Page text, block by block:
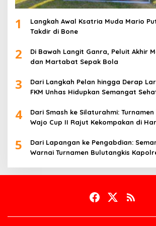
1
Langkah Awal Ksatria Muda Mario
Takdir di Bone
2
Di Bawah Langit Ganra, Peluit Akhir
dan Martabat Sepak Bola
3
Dari Langkah Pelan hingga Derap
FKM Unhas Hidupkan Semangat
4
Dari Smash ke Silaturahmi:
Wajo Cup II Rajut Kekompakan di
5
Dari Lapangan ke Pengabdian:
Warnai Turnamen Bulutangkis